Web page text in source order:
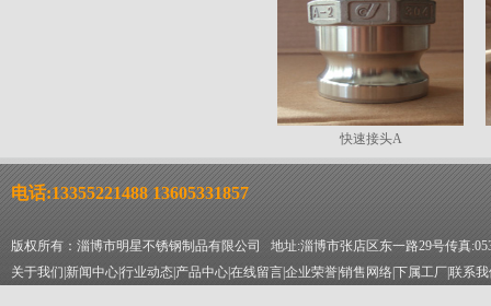
快速接头A
电话:13355221488 13605331857
版权所有：淄博市明星不锈钢制品有限公司 地址:淄博市张店区东一路29号传真
关于我们 新闻中心行业动态 产品中心在线留言企业荣誉销售网络下属工厂联系